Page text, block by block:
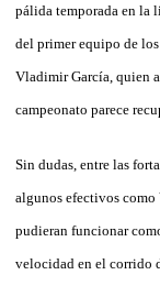
pálida temporada en la
del primer equipo de
Vladimir García, quien
campeonato parece
Sin dudas, entre las
algunos efectivos
pudieran funcionar
velocidad en el corrido